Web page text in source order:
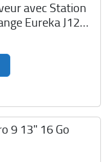
avec Station
Eureka J12
9 13" 16 Go